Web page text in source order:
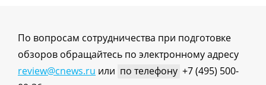
По вопросам сотрудничества при подготовке
обзоров обращайтесь по электронному адресу
review@cnews.ru или по телефону +7 (495) 500-